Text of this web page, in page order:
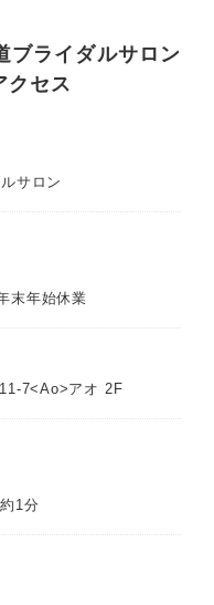
ブライダルサロン
クセス
サロン
末年始休業
7<Ao>アオ 2F
1分